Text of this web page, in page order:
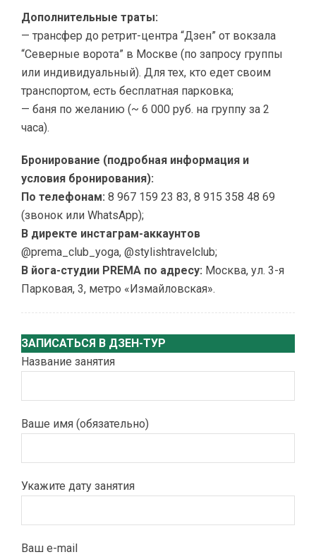
Дополнительные траты:
— трансфер до ретрит-центра “Дзен” от вокзала
“Северные ворота” в Москве (по запросу группы
или индивидуальный). Для тех, кто едет своим
транспортом, есть бесплатная парковка;
— баня по желанию (~ 6 000 руб. на группу за 2
часа).
Бронирование (подробная информация и
условия бронирования):
По телефонам: 8 967 159 23 83, 8 915 358 48 69
(звонок или WhatsApp);
В директе инстаграм-аккаунтов
@prema_club_yoga, @stylishtravelclub;
В йога-студии PREMA по адресу: Москва, ул. 3-я
Парковая, 3, метро «Измайловская».
ЗАПИСАТЬСЯ В ДЗЕН-ТУР
Название занятия
Ваше имя (обязательно)
Укажите дату занятия
Ваш e-mail